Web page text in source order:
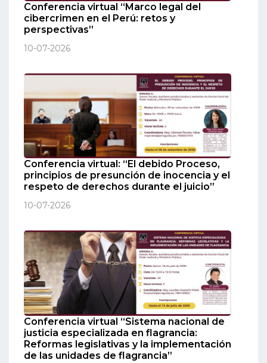
Conferencia virtual “Marco legal del
cibercrimen en el Perú: retos y
perspectivas”
10-07-2026
Conferencia virtual: “El debido Proceso,
principios de presunción de inocencia y el
respeto de derechos durante el juicio”
10-07-2026
Conferencia virtual “Sistema nacional de
justicia especializada en flagrancia:
Reformas legislativas y la implementación
de las unidades de flagrancia”